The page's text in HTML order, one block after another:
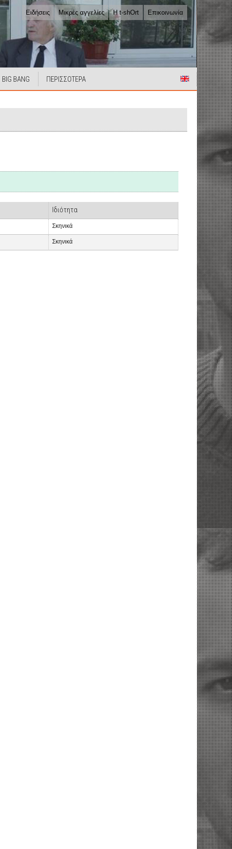
Ειδήσεις Μικρές αγγελίες Η t-shOrt Επικοινωνία
BIG BANG ΠΕΡΙΣΣΟΤΕΡΑ
Ιδιότητα
Σκηνικά
Σκηνικά